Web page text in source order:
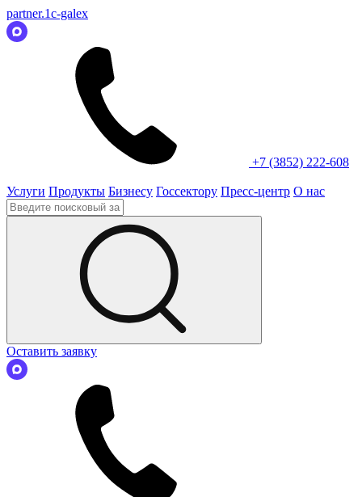
partner.1c-galex
+7 (3852) 222-608
Услуги Продукты Бизнесу Госсектору Пресс-центр О нас
Оставить заявку